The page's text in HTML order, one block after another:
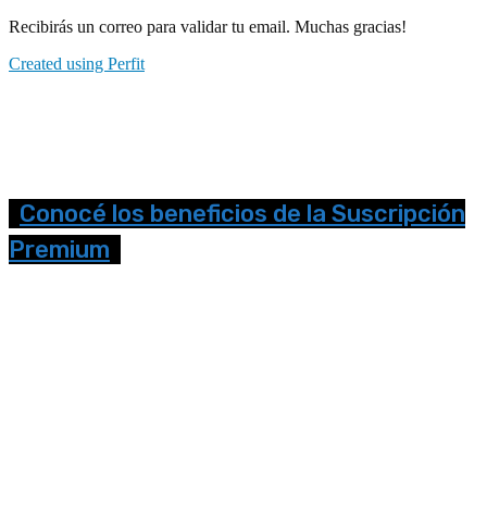
Recibirás un correo para validar tu email. Muchas gracias!
Created using Perfit
Conocé los beneficios de la Suscripción
Premium